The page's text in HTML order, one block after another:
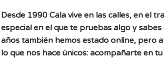
Desde 1990 Cala vive en las calles, en el
especial en el que te pruebas algo y
años también hemos estado online, pero
lo que nos hace únicos: acompañarte en tu